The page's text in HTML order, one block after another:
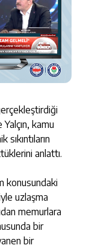
kamu
anlattı.
konusundaki
uzlaşma
memurlara
bir
bir